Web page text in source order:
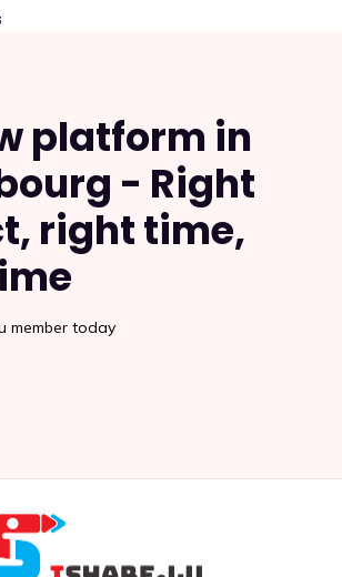
platform in
- Right
right time,
member today